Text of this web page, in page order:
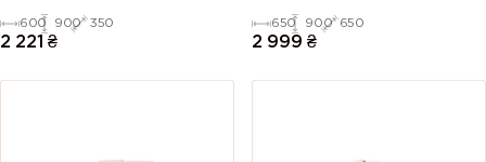
600 900 350
2 221 ₴
650 900 650
2 999 ₴